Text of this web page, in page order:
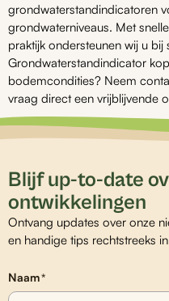
grondwaterstandindicatoren
grondwaterniveaus. Met
praktijk ondersteunen wij u bij
Grondwaterstandindicator
bodemcondities? Neem
vraag direct een vrijblijvende
Blijf up-to-date
ontwikkelingen
Ontvang updates over onze
en handige tips rechtstreeks
Naam*